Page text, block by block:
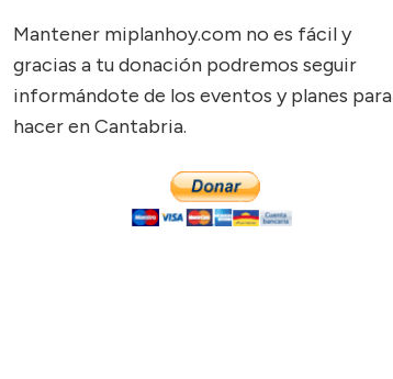
Mantener miplanhoy.com no es fácil y
gracias a tu donación podremos seguir
informándote de los eventos y planes para
hacer en Cantabria.